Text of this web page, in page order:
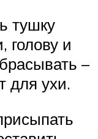
тушку
голову и
–
для ухи.